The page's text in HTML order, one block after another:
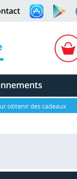
obtenir des cadeaux